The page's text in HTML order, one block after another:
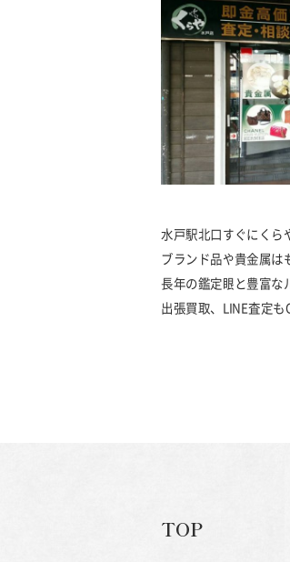
水戸駅北口すぐにく
ブランド品や貴金属は
長年の鑑定眼と豊富な
出張買取、LINE査定も
TOP